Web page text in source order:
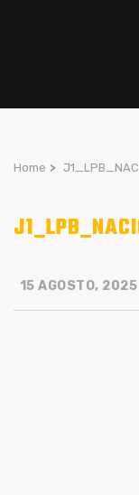
Home >
15 AGOSTO, 2025